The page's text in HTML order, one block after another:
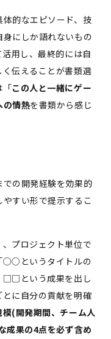
的なエピソード、技
にしか語れないもの
用し、最終的には自
伝えることが書類選
「この人と一緒にゲー
の情熱を書類から感じ
の開発経験を効果的
すい形で提示するこ
プロジェクト単位で
○○というタイトルの
□□という成果を出し
に自分の貢献を明確
(開発期間、チーム人
成果の4点を必ず含め